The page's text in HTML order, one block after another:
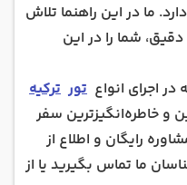
ما در این راهنما تلاش
دقیق، شما را در این
اجرای انواع تور ترکیه
و خاطره‌انگیزترین سفر
رایگان و اطلاع از
ما تماس بگیرید یا از